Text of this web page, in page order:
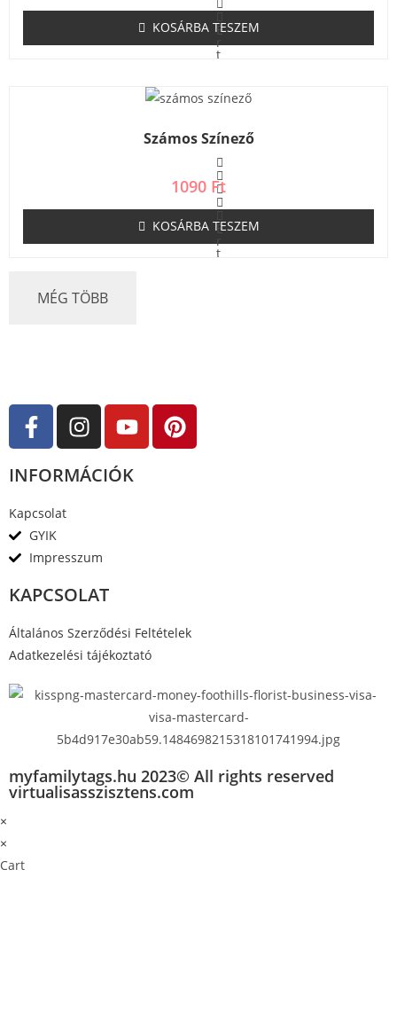
É
r
t
e
l
s
:
0
/
5
KOSÁRBA TESZEM
Számos Színező
É
r
t
1090 Ft
KOSÁRBA TESZEM
MÉG TÖBB
INFORMÁCIÓK
Kapcsolat
GYIK
Impresszum
KAPCSOLAT
Általános Szerződési Feltételek
Adatkezelési tájékoztató
myfamilytags.hu 2023© All rights reserved
virtualisasszisztens.com
×
×
Cart